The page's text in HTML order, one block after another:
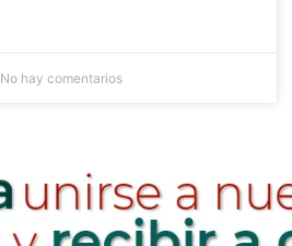
No hay comentarios